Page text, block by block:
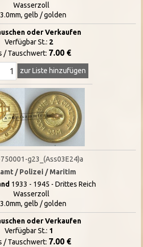
Wasserzoll
gelb / golden
oder Verkaufen
Verfügbar St.: 2
/ Tauschwert: 7.00 €
zur Liste hinzufügen
g23_(Ass03E24)a
/ Polizei / Maritim
1933 - 1945 - Drittes Reich
Wasserzoll
gelb / golden
oder Verkaufen
Verfügbar St.: 1
/ Tauschwert: 7.00 €